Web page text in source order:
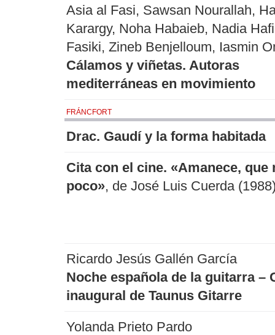
Asia al Fasi, Sawsan Nourallah,
Karargy, Noha Habaieb, Nadia
Fasiki, Zineb Benjelloum, Iasmin
Cálamos y viñetas. Autoras
mediterráneas en movimiento
FRÁNCFORT
Drac. Gaudí y la forma habitada
Cita con el cine. «Amanece, que
poco», de José Luis Cuerda
Ricardo Jesús Gallén García
Noche española de la guitarra –
inaugural de Taunus Gitarre
Yolanda Prieto Pardo